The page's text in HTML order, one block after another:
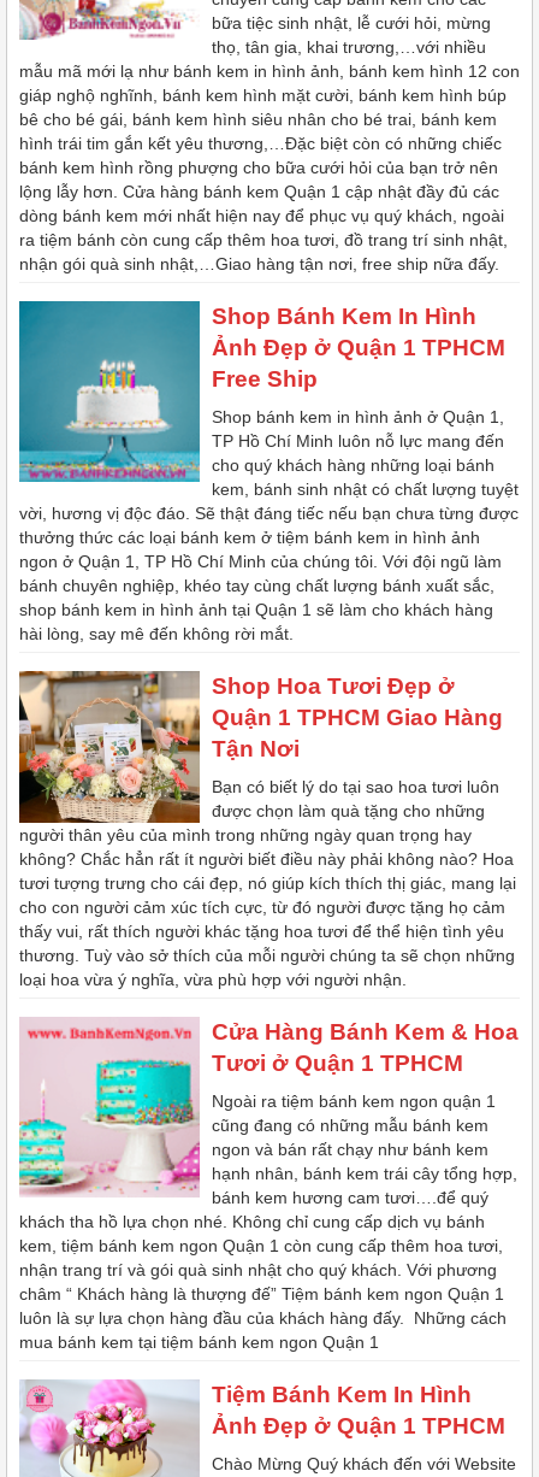
bữa tiệc sinh nhật, lễ cưới hỏi, mừng
thọ, tân gia, khai trương,…với nhiều
mẫu mã mới lạ như bánh kem in hình ảnh, bánh kem hình 12 con
giáp nghộ nghĩnh, bánh kem hình mặt cười, bánh kem hình búp
bê cho bé gái, bánh kem hình siêu nhân cho bé trai, bánh kem
hình trái tim gắn kết yêu thương,…Đặc biệt còn có những chiếc
bánh kem hình rồng phượng cho bữa cưới hỏi của bạn trở nên
lộng lẫy hơn. Cửa hàng bánh kem Quận 1 cập nhật đầy đủ các
dòng bánh kem mới nhất hiện nay để phục vụ quý khách, ngoài
ra tiệm bánh còn cung cấp thêm hoa tươi, đồ trang trí sinh nhật,
nhận gói quà sinh nhật,…Giao hàng tận nơi, free ship nữa đấy.
Shop Bánh Kem In Hình
Ảnh Đẹp ở Quận 1 TPHCM
Free Ship
Shop bánh kem in hình ảnh ở Quận 1,
TP Hồ Chí Minh luôn nỗ lực mang đến
cho quý khách hàng những loại bánh
kem, bánh sinh nhật có chất lượng tuyệt
vời, hương vị độc đáo. Sẽ thật đáng tiếc nếu bạn chưa từng được
thưởng thức các loại bánh kem ở tiệm bánh kem in hình ảnh
ngon ở Quận 1, TP Hồ Chí Minh của chúng tôi. Với đội ngũ làm
bánh chuyên nghiệp, khéo tay cùng chất lượng bánh xuất sắc,
shop bánh kem in hình ảnh tại Quận 1 sẽ làm cho khách hàng
hài lòng, say mê đến không rời mắt.
Shop Hoa Tươi Đẹp ở
Quận 1 TPHCM Giao Hàng
Tận Nơi
Bạn có biết lý do tại sao hoa tươi luôn
được chọn làm quà tặng cho những
người thân yêu của mình trong những ngày quan trọng hay
không? Chắc hẳn rất ít người biết điều này phải không nào? Hoa
tươi tượng trưng cho cái đẹp, nó giúp kích thích thị giác, mang lại
cho con người cảm xúc tích cực, từ đó người được tặng họ cảm
thấy vui, rất thích người khác tặng hoa tươi để thể hiện tình yêu
thương. Tuỳ vào sở thích của mỗi người chúng ta sẽ chọn những
loại hoa vừa ý nghĩa, vừa phù hợp với người nhận.
Cửa Hàng Bánh Kem & Hoa
Tươi ở Quận 1 TPHCM
Ngoài ra tiệm bánh kem ngon quận 1
cũng đang có những mẫu bánh kem
ngon và bán rất chạy như bánh kem
hạnh nhân, bánh kem trái cây tổng hợp,
bánh kem hương cam tươi….để quý
khách tha hồ lựa chọn nhé. Không chỉ cung cấp dịch vụ bánh
kem, tiệm bánh kem ngon Quận 1 còn cung cấp thêm hoa tươi,
nhận trang trí và gói quà sinh nhật cho quý khách. Với phương
châm “ Khách hàng là thượng đế” Tiệm bánh kem ngon Quận 1
luôn là sự lựa chọn hàng đầu của khách hàng đấy. Những cách
mua bánh kem tại tiệm bánh kem ngon Quận 1
Tiệm Bánh Kem In Hình
Ảnh Đẹp ở Quận 1 TPHCM
Chào Mừng Quý khách đến với Website